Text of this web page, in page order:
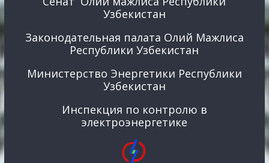
Узбекистан
Законодательная палата Олий Мажлиса
Республики Узбекистан
Министерство Энергетики Республики
Узбекистан
Инспекция по контролю в
электроэнергетике